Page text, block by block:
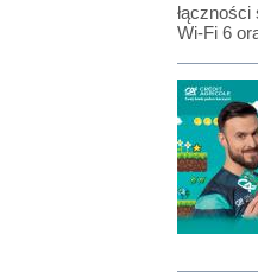
Wi-Fi 6